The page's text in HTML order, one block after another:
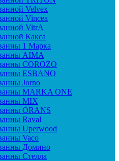
Velvex
Vincea
VitrA
Какса
1 Марка
AIMA
COROZO
ESBANO
Jorno
MARKA ONE
MIX
ORANS
Raval
Uperwood
Vaco
Домино
Стелла